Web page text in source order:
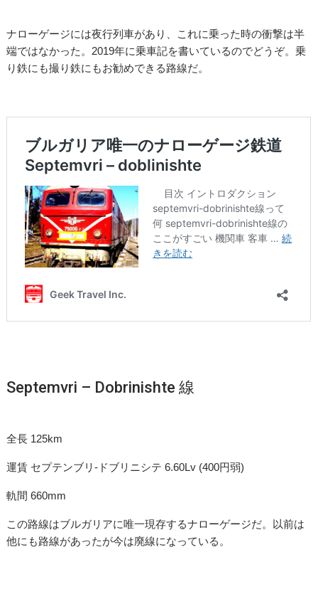
ナローゲージには夜行列車があり、これに乗った時の衝撃は半
端ではなかった。2019年に乗車記を書いているのでどうぞ。乗
り鉄にも撮り鉄にもお勧めできる路線だ。
Septemvri – Dobrinishte 線
全長 125km
運賃 セプテンブリ-ドブリニシテ 6.60Lv (400円弱)
軌間 660mm
この路線はブルガリアに唯一現存するナローゲージだ。以前は
他にも路線があったが今は廃線になっている。